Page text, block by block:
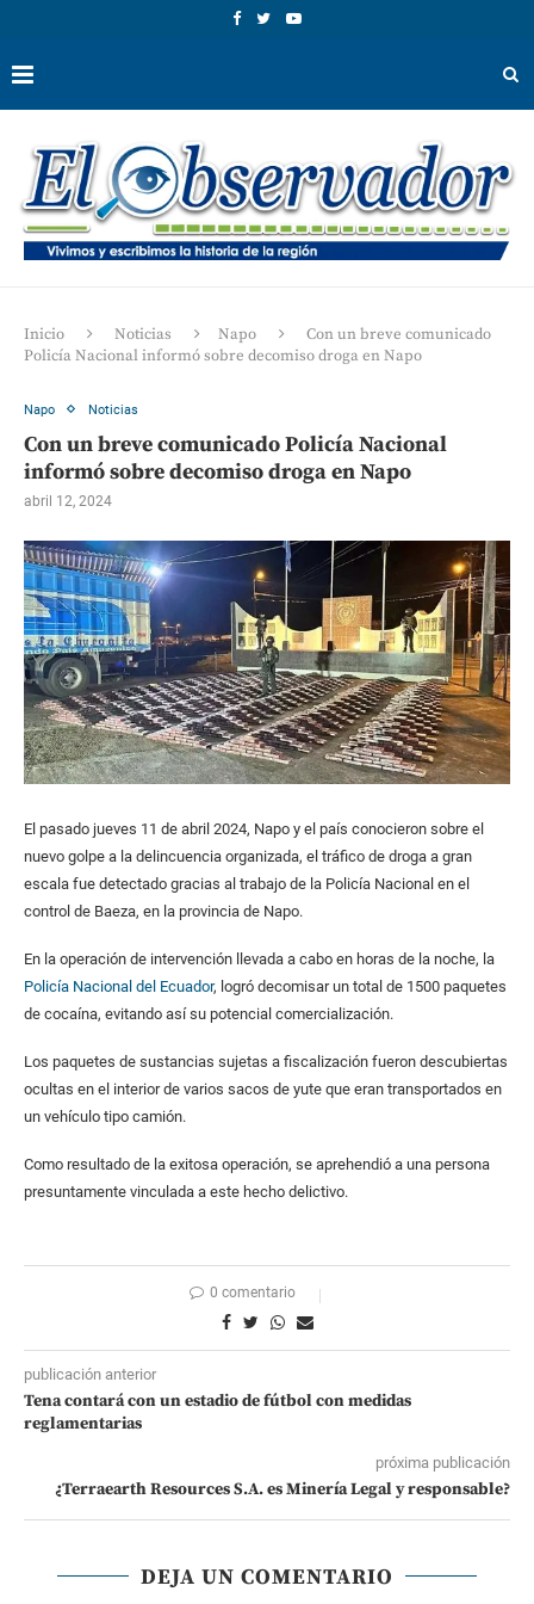
Inicio Noticias Napo
Con un breve comunicado
Policía Nacional informó sobre decomiso droga en Napo
Napo Noticias
Con un breve comunicado Policía Nacional
informó sobre decomiso droga en Napo
abril 12, 2024
El pasado jueves 11 de abril 2024, Napo y el país conocieron sobre el
nuevo golpe a la delincuencia organizada, el tráfico de droga a gran
escala fue detectado gracias al trabajo de la Policía Nacional en el
control de Baeza, en la provincia de Napo.
En la operación de intervención llevada a cabo en horas de la noche, la
Policía Nacional del Ecuador, logró decomisar un total de 1500 paquetes
de cocaína, evitando así su potencial comercialización.
Los paquetes de sustancias sujetas a fiscalización fueron descubiertas
ocultas en el interior de varios sacos de yute que eran transportados en
un vehículo tipo camión.
Como resultado de la exitosa operación, se aprehendió a una persona
presuntamente vinculada a este hecho delictivo.
0 comentario
publicación anterior
Tena contará con un estadio de fútbol con medidas
reglamentarias
próxima publicación
¿Terraearth Resources S.A. es Minería Legal y responsable?
DEJA UN COMENTARIO